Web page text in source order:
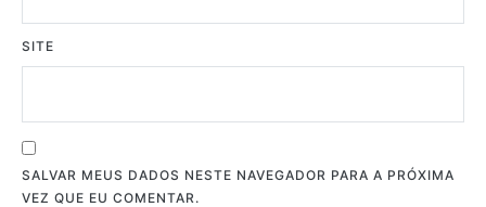
SITE
SALVAR MEUS DADOS NESTE NAVEGADOR PARA A PRÓXIMA
VEZ QUE EU COMENTAR.